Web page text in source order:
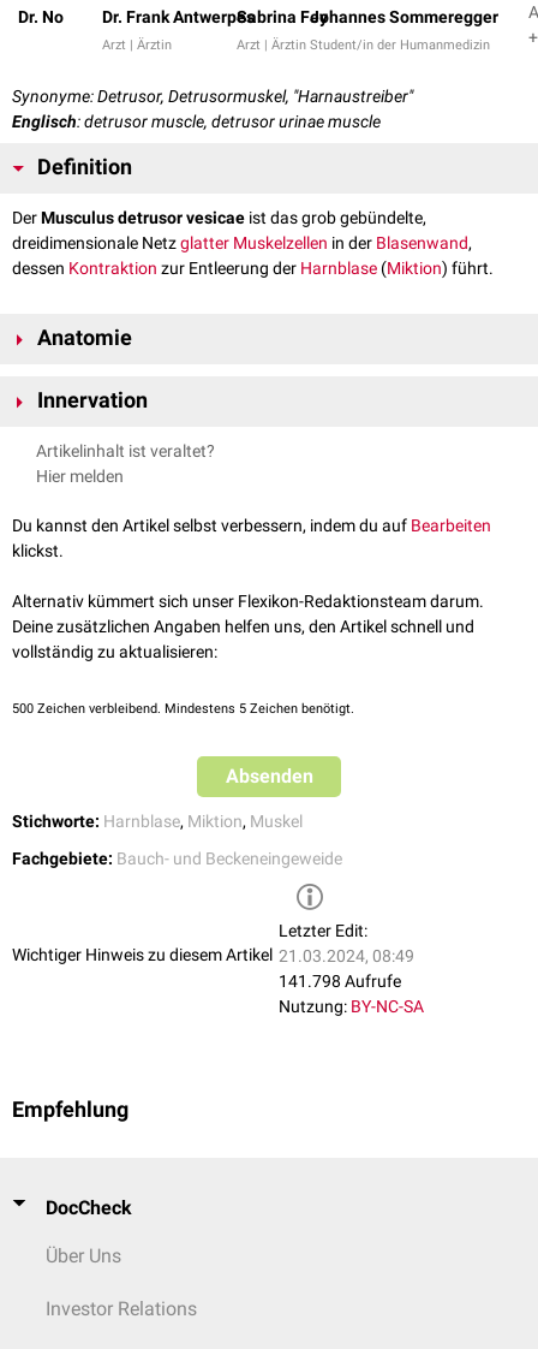
Dr. No Dr. Frank Antwerpes
Arzt | Ärztin
Sabrina Fey
Arzt | Ärztin
Johannes Sommeregger
Student/in der Humanmedizin
Synonyme: Detrusor, Detrusormuskel, "Harnaustreiber"
Englisch: detrusor muscle, detrusor urinae muscle
Definition
DerMusculus detrusor vesicae ist das grob gebündelte,
dreidimensionale Netzglatter Muskelzellen in der Blasenwand,
dessen Kontraktion zur Entleerung der Harnblase (Miktion) führt.
Anatomie
Musculus detrusor vesicae. Von innen nach außen heißen sie:
Stratum circulare: mittlere, ringförmig angeordnete Muskelschicht
Stratum longitudinale externum
Die äußeren Fasern des Musculus detrusor vesicae ziehen unter
anderem nach
Innervation
Die Innervation des Musculus detrusor vesicae erfolgt überwiegend
parasympathisch
Artikelinhalt ist veraltet?
Hier melden
Du kannst den Artikel selbst verbessern, indem du auf Bearbeiten
klickst.
Alternativ kümmert sich unser Flexikon-Redaktionsteam darum.
Deine zusätzlichen Angaben helfen uns, den Artikel schnell und
vollständig zu aktualisieren:
500 Zeichen verbleibend. Mindestens 5 Zeichen benötigt.
Absenden
Stichworte: Harnblase, Miktion, Muskel
Fachgebiete: Bauch- und Beckeneingeweide
Wichtiger Hinweis zu diesem Artikel
Letzter Edit:
21.03.2024, 08:49
141.798 Aufrufe
Nutzung: BY-NC-SA
Empfehlung
DocCheck
Über Uns
Investor Relations